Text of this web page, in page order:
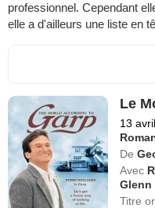
professionnel. Cependant
elle a d'ailleurs une liste en
Le
13
De
Avec
Glenn
Titre